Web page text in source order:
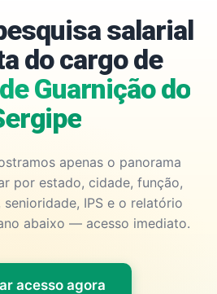
salarial
do cargo de
Guarnição do
apenas o panorama
por estado, cidade, função,
IPS e o relatório
abaixo — acesso imediato.
acesso agora